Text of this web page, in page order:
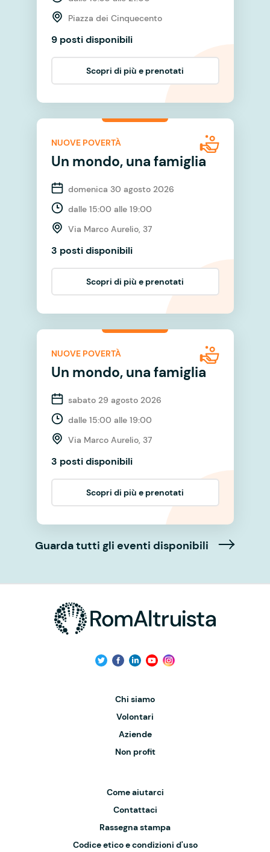
Piazza dei Cinquecento
9 posti disponibili
Scopri di più e prenotati
NUOVE POVERTÀ
Un mondo, una famiglia
domenica 30 agosto 2026
dalle 15:00 alle 19:00
Via Marco Aurelio, 37
3 posti disponibili
Scopri di più e prenotati
NUOVE POVERTÀ
Un mondo, una famiglia
sabato 29 agosto 2026
dalle 15:00 alle 19:00
Via Marco Aurelio, 37
3 posti disponibili
Scopri di più e prenotati
Guarda tutti gli eventi disponibili
Chi siamo
Volontari
Aziende
Non profit
Come aiutarci
Contattaci
Rassegna stampa
Codice etico e condizioni d'uso